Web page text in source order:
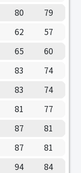
80
79
62
57
65
60
83
74
83
74
81
77
87
81
87
81
94
84